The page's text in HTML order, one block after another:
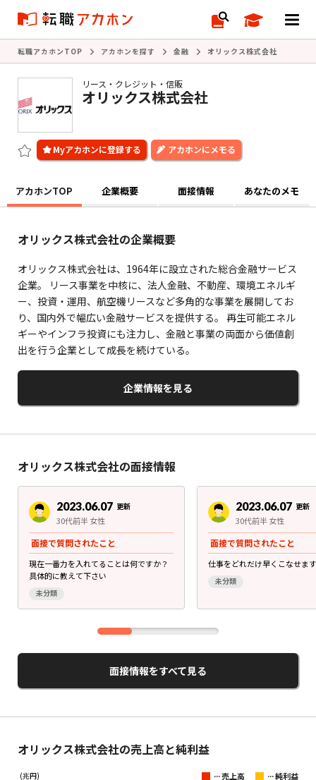
転職アカホンTOP アカホンを探す 金融 オリックス株式会社
リース・クレジット・信販
オリックス株式会社
アカホンにメモる
アカホンTOP 企業概要 面接情報 あなたのメモ
オリックス株式会社の企業概要
オリックス株式会社は、1964年に設立された総合金融サービス
企業。 リース事業を中核に、法人金融、不動産、環境エネルギ
ー、投資・運用、航空機リースなど多角的な事業を展開してお
り、国内外で幅広い金融サービスを提供する。 再生可能エネル
ギーやインフラ投資にも注力し、金融と事業の両面から価値創
出を行う企業として成長を続けている。
企業情報を見る
オリックス株式会社の面接情報
2023.06.07 更新
30代前半 女性
面接で質問されたこと
現在一番力を入れてることは何ですか？
具体的に教えて下さい
未分類
2023.06.07 更新
30代前半 女性
面接で質問されたこと
仕事をどれだけ早くこなせま
未分類
面接情報をすべて見る
オリックス株式会社の売上高と純利益
(兆円) ...売上高 ...純利益